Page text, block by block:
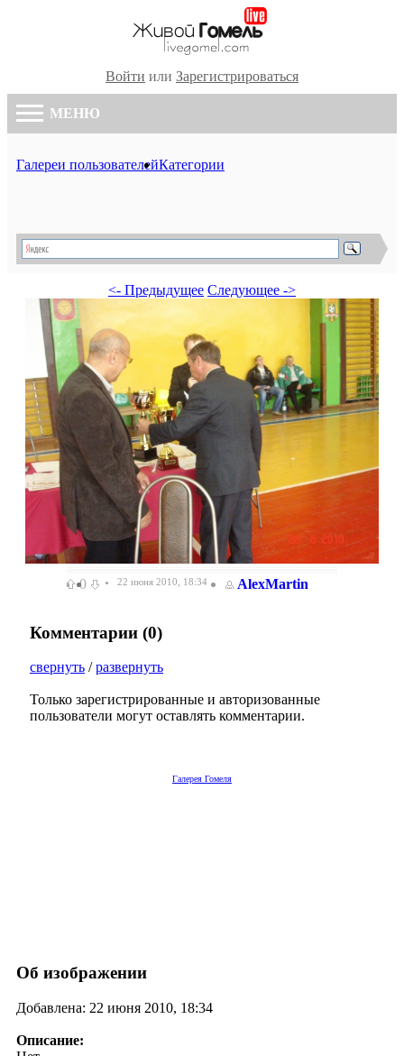
Войти или Зарегистрироваться
МЕНЮ
Галереи пользователейКатегории
<- Предыдущее Следующее ->
0 22 июня 2010, 18:34 AlexMartin
Комментарии (0)
свернуть /развернуть
Только зарегистрированные и авторизованные
пользователи могут оставлять комментарии.
Галерея Гомеля
Об изображении
Добавлена: 22 июня 2010, 18:34
Описание: